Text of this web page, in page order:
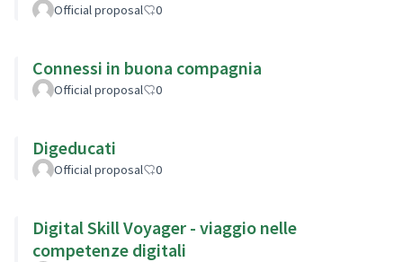
Official proposal 0
Connessi in buona compagnia
Official proposal 0
Digeducati
Official proposal 0
Digital Skill Voyager - viaggio nelle
competenze digitali